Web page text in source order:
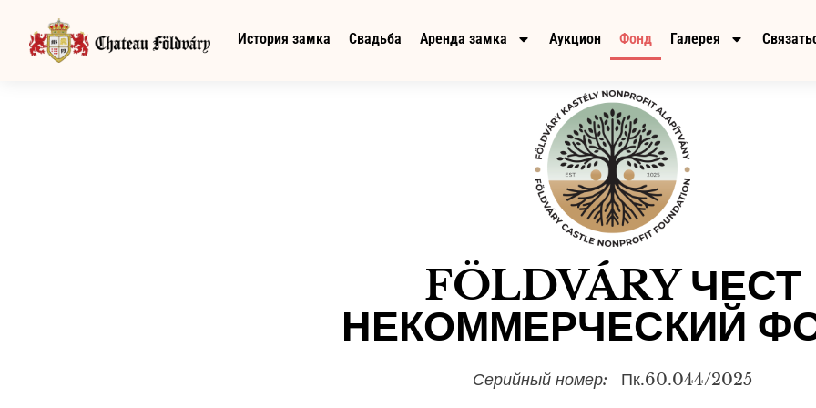
История замка Свадьба Аренда замка Аукцион Фонд Галерея
FÖLDVÁRY ЧЕСТ
НЕКОММЕРЧЕСКИЙ
Серийный номер: Пк.60.044/2025